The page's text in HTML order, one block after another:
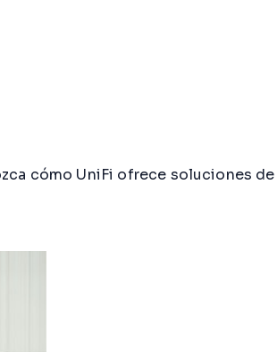
cómo UniFi ofrece soluciones